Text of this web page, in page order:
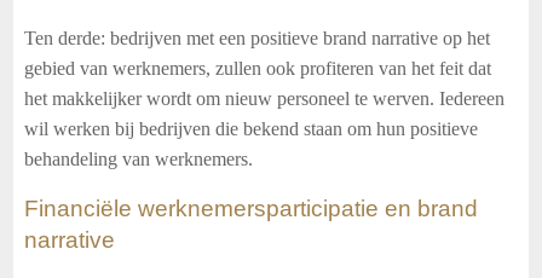
Ten derde: bedrijven met een positieve brand narrative op het
gebied van werknemers, zullen ook profiteren van het feit dat
het makkelijker wordt om nieuw personeel te werven. Iedereen
wil werken bij bedrijven die bekend staan om hun positieve
behandeling van werknemers.
Financiële werknemersparticipatie en brand
narrative